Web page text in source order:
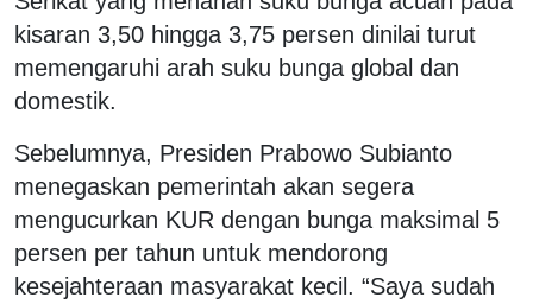
kisaran 3,50 hingga 3,75 persen dinilai turut
memengaruhi arah suku bunga global dan
domestik.
Sebelumnya, Presiden Prabowo Subianto
menegaskan pemerintah akan segera
mengucurkan KUR dengan bunga maksimal 5
persen per tahun untuk mendorong
kesejahteraan masyarakat kecil. “Saya sudah